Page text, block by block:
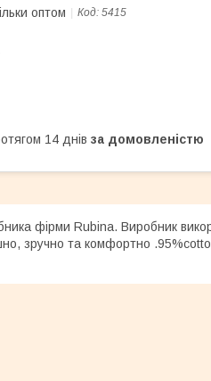
оптом Код: 5415
14 днів за домовленістю
фірми Rubina. Виробник
зручно та комфортно